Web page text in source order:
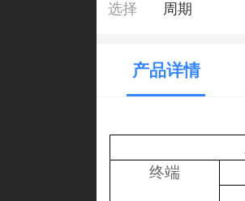
选择 周期
产品详情
终端